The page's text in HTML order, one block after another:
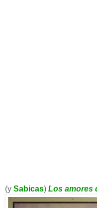
(y Sabicas) Los amores